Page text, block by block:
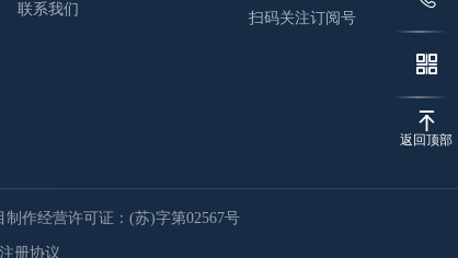
联系我们
扫码关注订阅号
制作经营许可证：(苏)字第02567号
注册协议
返回顶部